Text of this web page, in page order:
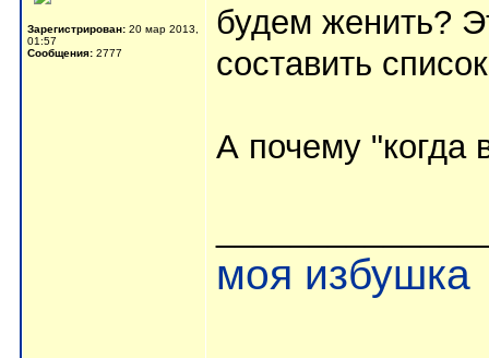
Зарегистрирован: 20 мар 2013,
01:57
Сообщения: 2777
будем женить?
составить
А почему "когда
моя избушка